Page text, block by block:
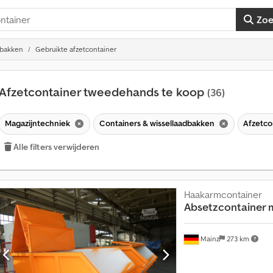
Gebruikte afzetcontainer
tweedehands te koop (36)
Magazijntechniek Containers & wissellaadbakken
Alle filters verwijderen
Mainz 273 km
Haakarmcontainer
Absetzcontainer